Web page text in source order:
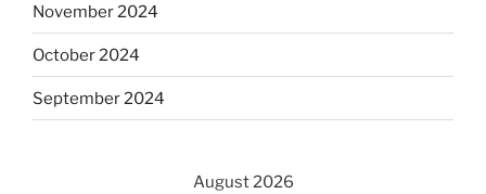
November 2024
October 2024
September 2024
August 2026